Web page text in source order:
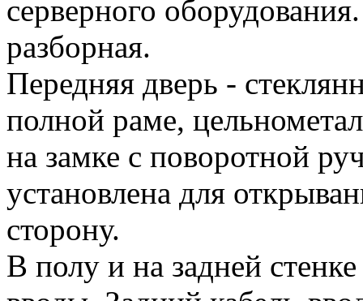
серверного
разборная.
Передняя дверь -
полной раме,
на замке с поворотной
установлена для
сторону.
В полу и на задней